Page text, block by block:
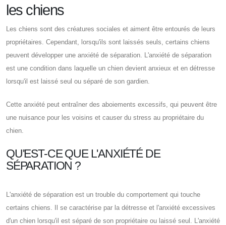
les chiens
Les chiens sont des créatures sociales et aiment être entourés de leurs
propriétaires. Cependant, lorsqu'ils sont laissés seuls, certains chiens
peuvent développer une anxiété de séparation. L'anxiété de séparation
est une condition dans laquelle un chien devient anxieux et en détresse
lorsqu'il est laissé seul ou séparé de son gardien.
Cette anxiété peut entraîner des aboiements excessifs, qui peuvent être
une nuisance pour les voisins et causer du stress au propriétaire du
chien.
QU'EST-CE QUE L'ANXIÉTÉ DE
SÉPARATION ?
L'anxiété de séparation est un trouble du comportement qui touche
certains chiens. Il se caractérise par la détresse et l'anxiété excessives
d'un chien lorsqu'il est séparé de son propriétaire ou laissé seul. L'anxiété